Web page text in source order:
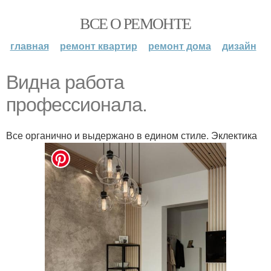
ВСЕ О РЕМОНТЕ
главная ремонт квартир ремонт дома дизайн
Видна работа
профессионала.
Все органично и выдержано в едином стиле. Эклектика